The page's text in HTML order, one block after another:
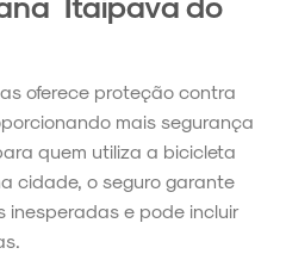
oferece proteção contra
mais segurança
quem utiliza a bicicleta
cidade, o seguro garante
inesperadas e pode incluir